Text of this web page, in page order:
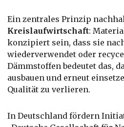
Ein zentrales Prinzip
Kreislaufwirtschaft:
konzipiert sein, dass sie
wiederverwendet oder
Dämmstoffen bedeutet das,
ausbauen und erneut
Qualität zu verlieren.
In Deutschland fördern